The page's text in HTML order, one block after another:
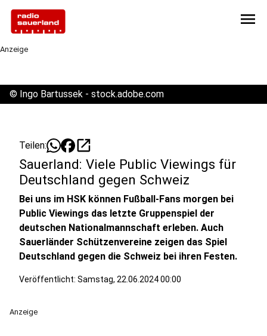
menu
Anzeige
© Ingo Bartussek - stock.adobe.com
Teilen: open_in_new
Sauerland: Viele Public Viewings für
Deutschland gegen Schweiz
Bei uns im HSK können Fußball-Fans morgen bei
Public Viewings das letzte Gruppenspiel der
deutschen Nationalmannschaft erleben. Auch
Sauerländer Schützenvereine zeigen das Spiel
Deutschland gegen die Schweiz bei ihren Festen.
Veröffentlicht: Samstag, 22.06.2024 00:00
Anzeige